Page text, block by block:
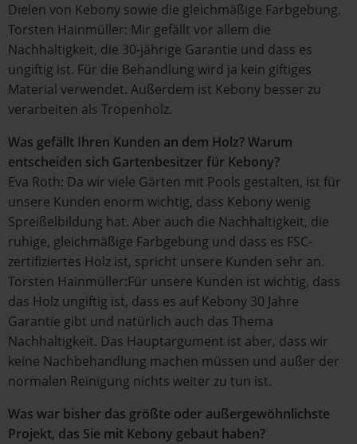
Dielen von Kebony sowie die gleichmäßige Farbgebung.
Torsten Hainmüller: Mir gefällt vor allem die
Nachhaltigkeit, die 30-jährige Garantie und dass es
ungiftig ist. Für die Behandlung wird ja kein giftiges
Material verwendet. Außerdem ist Kebony besser zu
verarbeiten als Tropenholz.
Was gefällt Ihren Kunden an dem Holz? Warum
entscheiden sich Gartenbesitzer für Kebony?
Eva Roth: Da wir viele Gärten mit Pools gestalten, ist für
unsere Kunden enorm wichtig, dass Kebony wenig
Spreißelbildung hat. Aber auch die Nachhaltigkeit, die
ruhige, gleichmäßige Farbgebung und dass es FSC-
zertifiziertes Holz ist, spricht unsere Kunden sehr an.
Torsten Hainmüller:Für unsere Kunden ist wichtig, dass
das Holz ungiftig ist, dass es auf Kebony 30 Jahre
Garantie gibt und natürlich auch das Thema
Nachhaltigkeit. Das Hauptargument ist aber, dass wir
keine Nachbehandlung machen müssen und außer der
normalen Reinigung nichts weiter zu tun ist.
Was war bisher das größte oder außergewöhnlichste
Projekt, das Sie mit Kebony gebaut haben?